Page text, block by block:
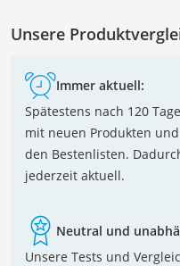
Unsere
Immer aktuell:
Spätestens nach 120
mit neuen Produkten
den Bestenlisten.
jederzeit aktuell.
Neutral und
Unsere Tests und